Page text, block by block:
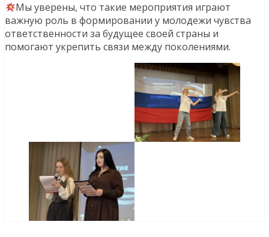
Мы уверены, что такие мероприятия играют
важную роль в формировании у молодежи чувства
ответственности за будущее своей страны и
помогают укрепить связи между поколениями.